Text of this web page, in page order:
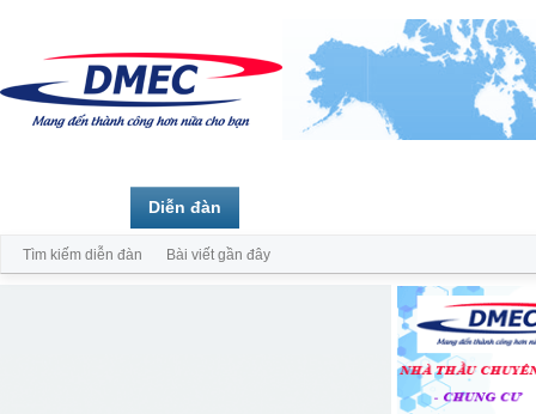
Diễn đàn
Tìm kiếm diễn đàn Bài viết gần đây